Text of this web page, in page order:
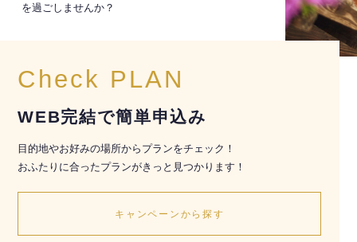
を過ごしませんか？
Check PLAN
WEB完結で簡単申込み
目的地やお好みの場所からプランをチェック！
おふたりに合ったプランがきっと見つかります！
キャンペーンから探す